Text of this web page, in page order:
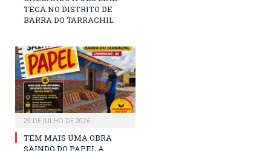
TECA NO DISTRITO DE
BARRA DO TARRACHIL
29 DE JULHO DE 2026
TEM MAIS UMA OBRA
SAINDO DO PAPEL A